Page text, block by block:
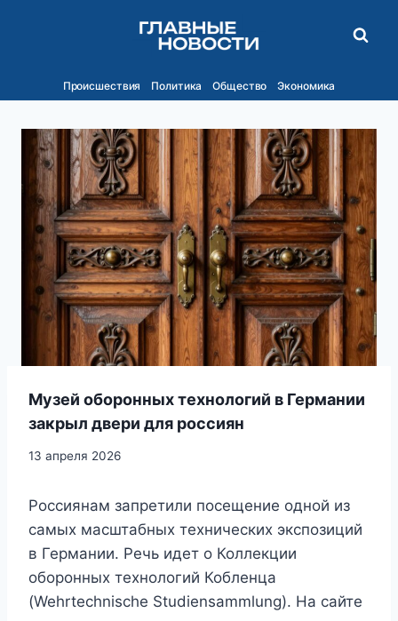
Происшествия Политика Общество Экономика
Музей оборонных технологий в Германии
закрыл двери для россиян
13 апреля 2026
Россиянам запретили посещение одной из
самых масштабных технических экспозиций
в Германии. Речь идет о Коллекции
оборонных технологий Кобленца
(Wehrtechnische Studiensammlung). На сайте